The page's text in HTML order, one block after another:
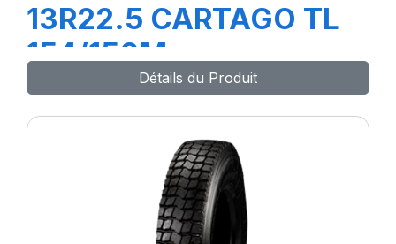
13R22.5 CARTAGO TL
154/150M
Détails du Produit